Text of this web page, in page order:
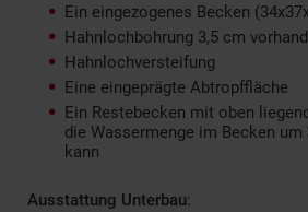
Ein eingezogenes Becken
Hahnlochbohrung 3,5 cm
Hahnlochversteifung
Eine eingeprägte Abtropffläche
Ein Restebecken mit oben
die Wassermenge im Becken um
kann
Ausstattung Unterbau: